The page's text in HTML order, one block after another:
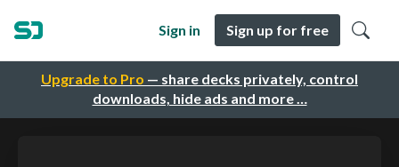
Upgrade to Pro — share decks privately, control
downloads, hide ads and more …
Sign in Sign up for free